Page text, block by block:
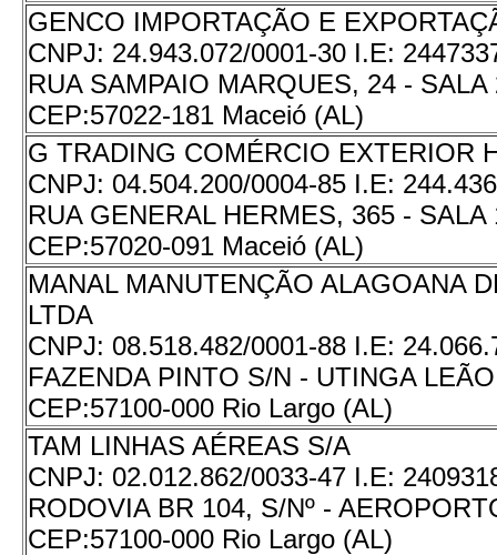
GENCO IMPORTAÇÃO E
CNPJ: 24.943.072/0001-30 I.E:
RUA SAMPAIO MARQUES, 24 -
CEP:57022-181 Maceió (AL)
G TRADING COMÉRCIO EXTERIOR
CNPJ: 04.504.200/0004-85 I.E:
RUA GENERAL HERMES, 365 - SALA
CEP:57020-091 Maceió (AL)
MANAL MANUTENÇÃO ALAGOANA
LTDA
CNPJ: 08.518.482/0001-88 I.E:
FAZENDA PINTO S/N - UTINGA LEÃO
CEP:57100-000 Rio Largo (AL)
TAM LINHAS AÉREAS S/A
CNPJ: 02.012.862/0033-47 I.E:
RODOVIA BR 104, S/Nº -
CEP:57100-000 Rio Largo (AL)